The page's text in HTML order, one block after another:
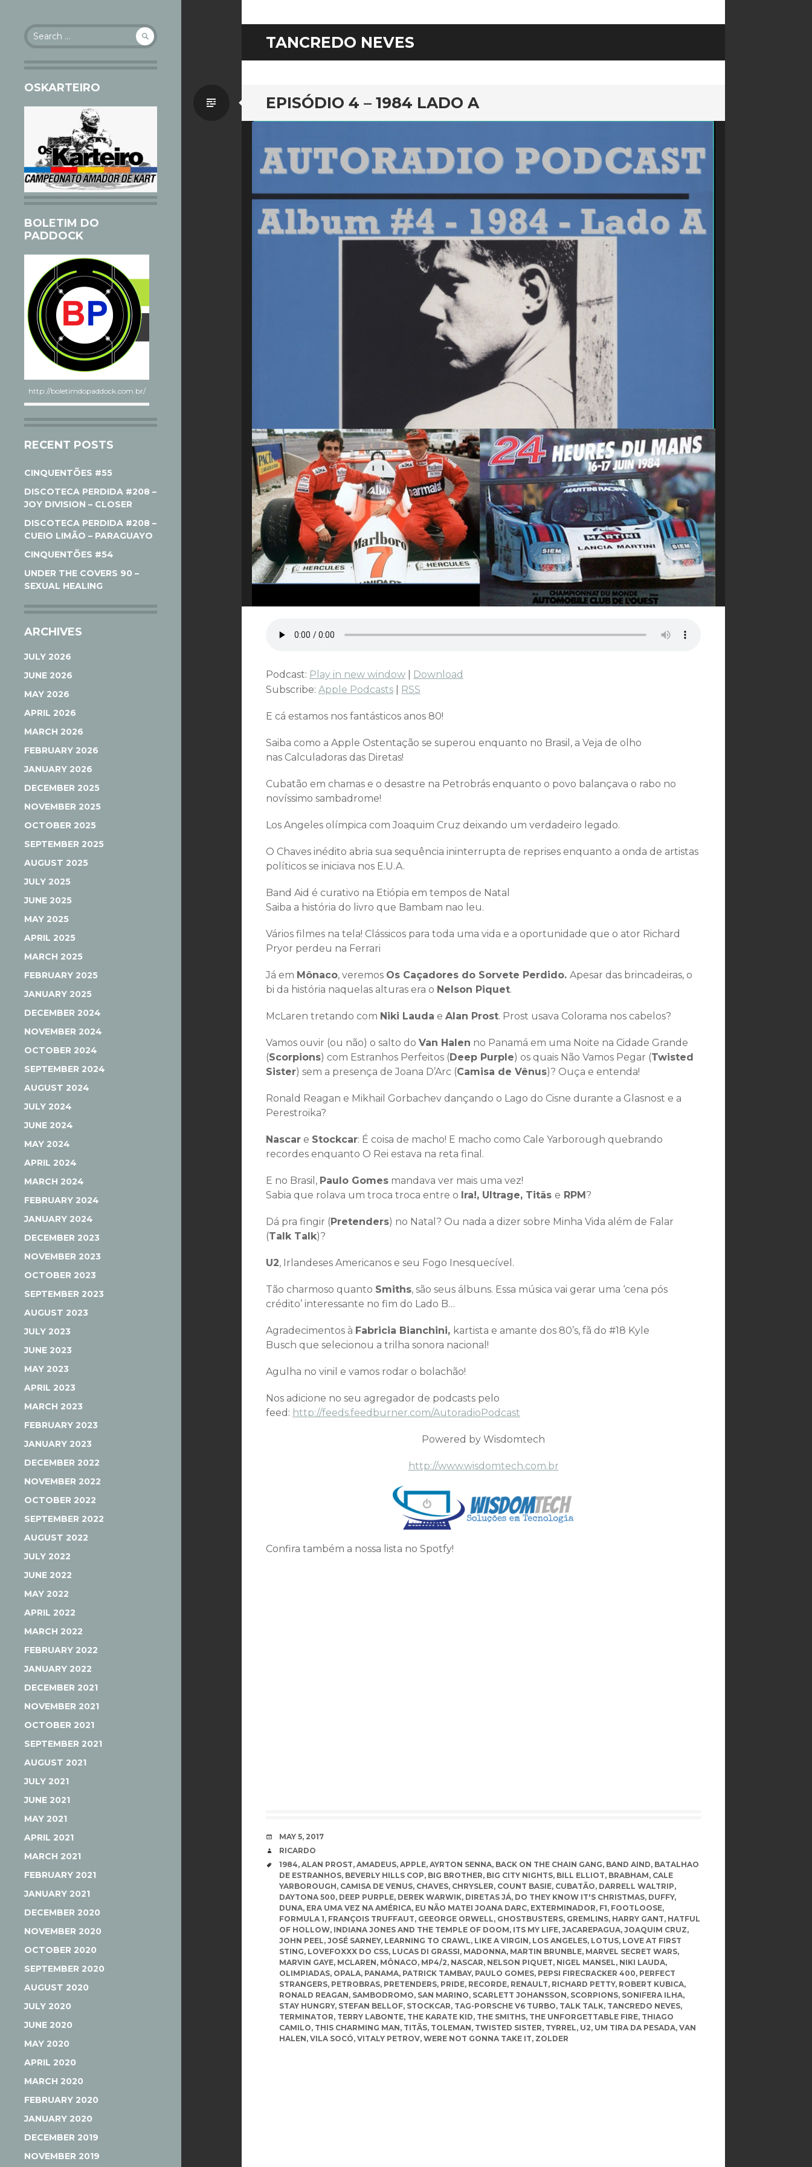
Search
for:
OSKARTEIRO
BOLETIM DO
PADDOCK
http://boletimdopaddock.com.br/
RECENT POSTS
CINQUENTÕES #55
DISCOTECA PERDIDA #208 –
JOY DIVISION – CLOSER
DISCOTECA PERDIDA #208 –
CUEIO LIMÃO – PARAGUAYO
CINQUENTÕES #54
UNDER THE COVERS 90 –
SEXUAL HEALING
ARCHIVES
JULY 2026
JUNE 2026
MAY 2026
APRIL 2026
MARCH 2026
FEBRUARY 2026
JANUARY 2026
DECEMBER 2025
NOVEMBER 2025
OCTOBER 2025
SEPTEMBER 2025
AUGUST 2025
JULY 2025
JUNE 2025
MAY 2025
APRIL 2025
MARCH 2025
FEBRUARY 2025
JANUARY 2025
DECEMBER 2024
NOVEMBER 2024
OCTOBER 2024
SEPTEMBER 2024
AUGUST 2024
JULY 2024
JUNE 2024
MAY 2024
APRIL 2024
MARCH 2024
FEBRUARY 2024
JANUARY 2024
DECEMBER 2023
NOVEMBER 2023
OCTOBER 2023
SEPTEMBER 2023
AUGUST 2023
JULY 2023
JUNE 2023
MAY 2023
APRIL 2023
MARCH 2023
FEBRUARY 2023
JANUARY 2023
DECEMBER 2022
NOVEMBER 2022
OCTOBER 2022
SEPTEMBER 2022
AUGUST 2022
JULY 2022
JUNE 2022
MAY 2022
APRIL 2022
MARCH 2022
FEBRUARY 2022
JANUARY 2022
DECEMBER 2021
NOVEMBER 2021
OCTOBER 2021
SEPTEMBER 2021
AUGUST 2021
JULY 2021
JUNE 2021
MAY 2021
APRIL 2021
MARCH 2021
FEBRUARY 2021
JANUARY 2021
DECEMBER 2020
NOVEMBER 2020
OCTOBER 2020
SEPTEMBER 2020
AUGUST 2020
JULY 2020
JUNE 2020
MAY 2020
APRIL 2020
MARCH 2020
FEBRUARY 2020
JANUARY 2020
DECEMBER 2019
NOVEMBER 2019
TANCREDO NEVES
EPISÓDIO 4 – 1984 LADO A
Standard
Podcast: Play in new window
Download
Subscribe: Apple Podcasts RSS
E cá estamos nos fantásticos anos 80!
Saiba como a Apple Ostentação se superou enquanto no Brasil, a Veja de olho
nas Calculadoras das Diretas!
Cubatão em chamas e o desastre na Petrobrás enquanto o povo balançava o rabo no
novíssimo sambadrome!
Los Angeles olímpica com Joaquim Cruz deixando um verdadeiro legado.
O Chaves inédito abria sua sequência ininterrupta de reprises enquanto a onda de artistas
políticos se iniciava nos E.U.A.
Band Aid é curativo na Etiópia em tempos de Natal
Saiba a história do livro que Bambam nao leu.
Vários filmes na tela! Clássicos para toda uma vida e a oportunidade que o ator Richard
Pryor perdeu na Ferrari
Já em Mônaco, veremos Os Caçadores do Sorvete Perdido. Apesar das brincadeiras, o
bi da história naquelas alturas era o Nelson Piquet.
McLaren tretando com Niki Lauda e Alan Prost. Prost usava Colorama nos cabelos?
Vamos ouvir (ou não) o salto do Van Halen no Panamá em uma Noite na Cidade Grande
(Scorpions) com Estranhos Perfeitos (Deep Purple) os quais Não Vamos Pegar (Twisted
Sister) sem a presença de Joana D’Arc (Camisa de Vênus)? Ouça e entenda!
Ronald Reagan e Mikhail Gorbachev dançando o Lago do Cisne durante a Glasnost e a
Perestroika?
Nascar e Stockcar: É coisa de macho! E macho como Cale Yarborough quebrando
recordes enquanto O Rei estava na reta final.
E no Brasil, Paulo Gomes mandava ver mais uma vez!
Sabia que rolava um troca troca entre o Ira!, Ultrage, Titãs e RPM?
Dá pra fingir (Pretenders) no Natal? Ou nada a dizer sobre Minha Vida além de Falar
(Talk Talk)?
U2, Irlandeses Americanos e seu Fogo Inesquecível.
Tão charmoso quanto Smiths, são seus álbuns. Essa música vai gerar uma ‘cena pós
crédito’ interessante no fim do Lado B…
Agradecimentos à Fabricia Bianchini, kartista e amante dos 80’s, fã do #18 Kyle
Busch que selecionou a trilha sonora nacional!
Agulha no vinil e vamos rodar o bolachão!
Nos adicione no seu agregador de podcasts pelo
feed: http://feeds.feedburner.com/AutoradioPodcast
Powered by Wisdomtech
http://www.wisdomtech.com.br
Confira também a nossa lista no Spotfy!
DATE
MAY 5, 2017
AUTHOR
RICARDO
TAGS
1984, ALAN PROST, AMADEUS, APPLE, AYRTON SENNA, BACK ON THE CHAIN GANG, BAND AIND, BATALHAO
DE ESTRANHOS, BEVERLY HILLS COP, BIG BROTHER, BIG CITY NIGHTS, BILL ELLIOT, BRABHAM, CALE
YARBOROUGH, CAMISA DE VENUS, CHAVES, CHRYSLER, COUNT BASIE, CUBATÃO, DARRELL WALTRIP,
DAYTONA 500, DEEP PURPLE, DEREK WARWIK, DIRETAS JÁ, DO THEY KNOW IT'S CHRISTMAS, DUFFY,
DUNA, ERA UMA VEZ NA AMÉRICA, EU NÃO MATEI JOANA DARC, EXTERMINADOR, F1, FOOTLOOSE,
FORMULA 1, FRANÇOIS TRUFFAUT, GEEORGE ORWELL, GHOSTBUSTERS, GREMLINS, HARRY GANT, HATFUL
OF HOLLOW, INDIANA JONES AND THE TEMPLE OF DOOM, ITS MY LIFE, JACAREPAGUA, JOAQUIM CRUZ,
JOHN PEEL, JOSÉ SARNEY, LEARNING TO CRAWL, LIKE A VIRGIN, LOS ANGELES, LOTUS, LOVE AT FIRST
STING, LOVEFOXXX DO CSS, LUCAS DI GRASSI, MADONNA, MARTIN BRUNBLE, MARVEL SECRET WARS,
MARVIN GAYE, MCLAREN, MÔNACO, MP4/2, NASCAR, NELSON PIQUET, NIGEL MANSEL, NIKI LAUDA,
OLIMPIADAS, OPALA, PANAMA, PATRICK TAMBAY, PAULO GOMES, PEPSI FIRECRACKER 400, PERFECT
STRANGERS, PETROBRAS, PRETENDERS, PRIDE, RECORDE, RENAULT, RICHARD PETTY, ROBERT KUBICA,
RONALD REAGAN, SAMBODROMO, SAN MARINO, SCARLETT JOHANSSON, SCORPIONS, SONIFERA ILHA,
STAY HUNGRY, STEFAN BELLOF, STOCKCAR, TAG-PORSCHE V6 TURBO, TALK TALK, TANCREDO NEVES,
TERMINATOR, TERRY LABONTE, THE KARATE KID, THE SMITHS, THE UNFORGETTABLE FIRE, THIAGO
CAMILO, THIS CHARMING MAN, TITÃS, TOLEMAN, TWISTED SISTER, TYRREL, U2, UM TIRA DA PESADA, VAN
HALEN, VILA SOCÓ, VITALY PETROV, WERE NOT GONNA TAKE IT, ZOLDER